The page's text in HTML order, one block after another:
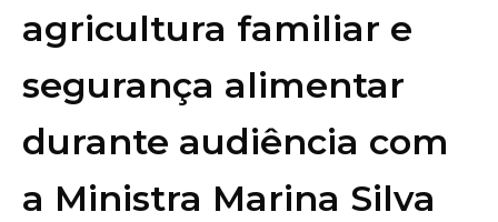
agricultura familiar e
segurança alimentar
durante audiência com
a Ministra Marina Silva